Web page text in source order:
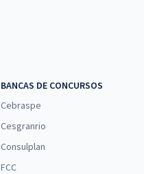
BANCAS DE CONCURSOS
Cebraspe
Cesgranrio
Consulplan
FCC